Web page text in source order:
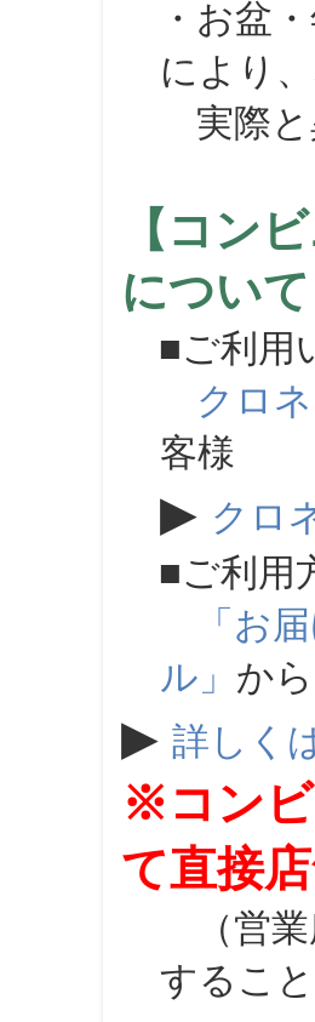
・お盆・
により
実際と
【コン
につい
■ご利用
クロ
客様
▶ クロ
■ご利用
「お
ル」 か
▶ 詳しく
※コンビ
て直接
（営業
するこ